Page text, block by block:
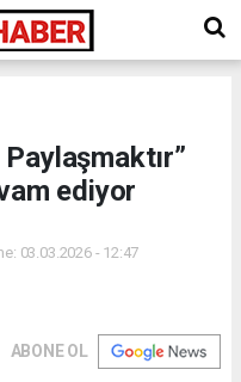
ediyor
03.03.2026 - 12:47
ABONE OL